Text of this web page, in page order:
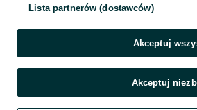
Lista partnerów (dostawców)
Akceptuj
Akceptuj